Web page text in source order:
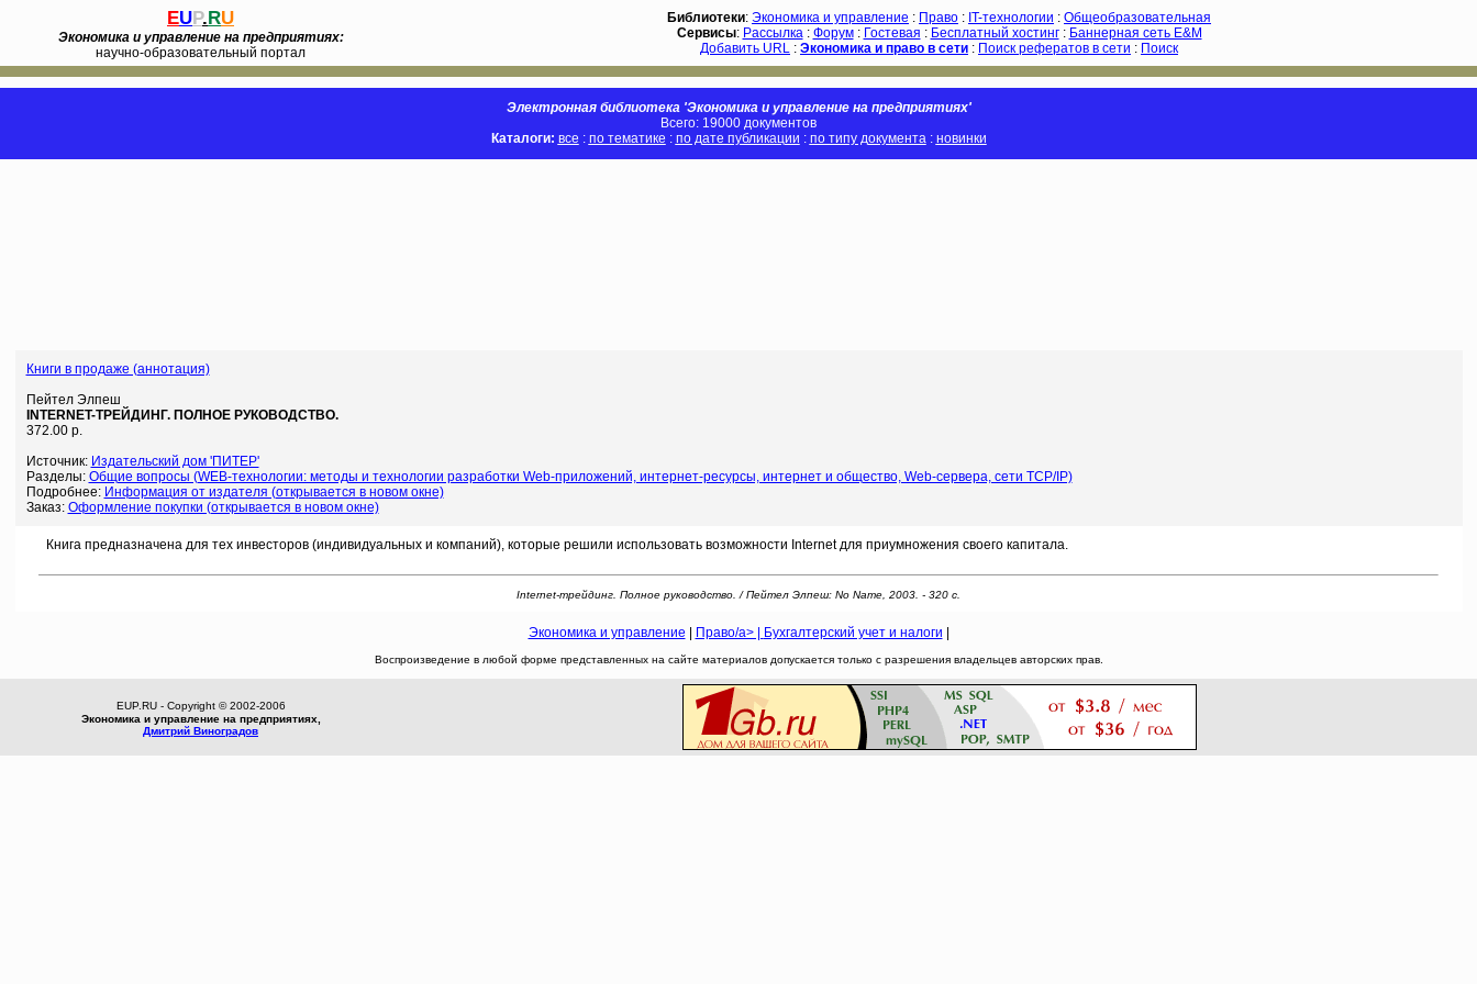
EUP.RU
Экономика и управление на предприятиях:
научно-образовательный портал
Библиотеки: Экономика и управление : Право : IT-технологии : Общеобразовательная
Сервисы: Рассылка: Форум: Гостевая : Бесплатный хостинг: Баннерная сеть E&M
Добавить URL : Экономика и право в сети : Поиск рефератов в сети : Поиск
Электронная библиотека 'Экономика и управление на предприятиях'
Всего: 19000 документов
Каталоги: все : по тематике : по дате публикации : по типу документа: новинки
Книги в продаже (аннотация)
Пейтел Элпеш
INTERNET-ТРЕЙДИНГ. ПОЛНОЕ РУКОВОДСТВО.
372.00 р.
Источник: Издательский дом 'ПИТЕР'
Разделы: Общие вопросы (WEB-технологии: методы и технологии разработки Web-приложений, интернет-ресурсы, интернет и общество, Web-сервера, сети TCP/IP)
Подробнее: Информация от издателя (открывается в новом окне)
Заказ: Оформление покупки (открывается в новом окне)
Книга предназначена для тех инвесторов (индивидуальных и компаний), которые решили использовать возможности Internet для приумножения своего капитала.
Internet-трейдинг. Полное руководство. / Пейтел Элпеш: No Name, 2003. - 320 c.
Экономика и управление Право/a> | Бухгалтерский учет и налоги
Воспроизведение в любой форме представленных на сайте материалов допускается только с разрешения владельцев авторских прав.
EUP.RU - Copyright © 2002-2006
Экономика и управление на предприятиях,
Дмитрий Виноградов